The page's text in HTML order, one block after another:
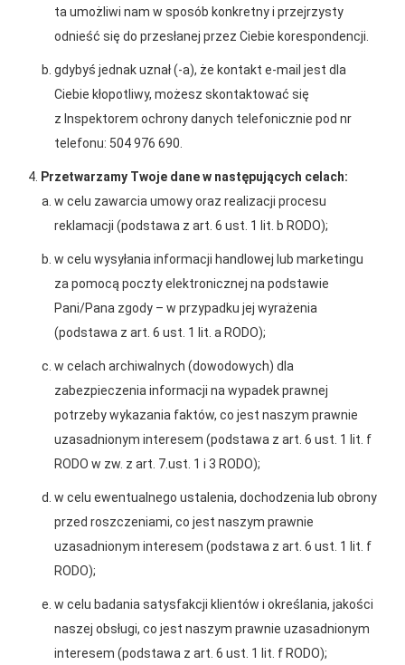
2026-01-15
Grupa PSB Handel S.A.
gra z WOŚP. Powstała
firmowa eSkarbonka na
dziecięcej
2026-01-12
Zacisze S.A. dołącza do
Grupy PSB. Sieć kończy
rok strategicznym
rebrandingu
2025-12-31
Otwarcie sklepu PSB
ta umożliwi nam w sposób konkretny i przejrzysty
odnieść się do przesłanej przez Ciebie korespondencji.
gdybyś jednak uznał (-a), że kontakt e-mail jest dla
Ciebie kłopotliwy, możesz skontaktować się
z Inspektorem ochrony danych telefonicznie pod nr
telefonu: 504 976 690.
Przetwarzamy Twoje dane w następujących celach:
w celu zawarcia umowy oraz realizacji procesu
reklamacji (podstawa z art. 6 ust. 1 lit. b RODO);
w celu wysyłania informacji handlowej lub marketingu
za pomocą poczty elektronicznej na podstawie
Pani/Pana zgody – w przypadku jej wyrażenia
(podstawa z art. 6 ust. 1 lit. a RODO);
w celach archiwalnych (dowodowych) dla
zabezpieczenia informacji na wypadek prawnej
potrzeby wykazania faktów, co jest naszym prawnie
uzasadnionym interesem (podstawa z art. 6 ust. 1 lit. f
RODO w zw. z art. 7.ust. 1 i 3 RODO);
w celu ewentualnego ustalenia, dochodzenia lub obrony
przed roszczeniami, co jest naszym prawnie
uzasadnionym interesem (podstawa z art. 6 ust. 1 lit. f
RODO);
w celu badania satysfakcji klientów i określania, jakości
naszej obsługi, co jest naszym prawnie uzasadnionym
interesem (podstawa z art. 6 ust. 1 lit. f RODO);